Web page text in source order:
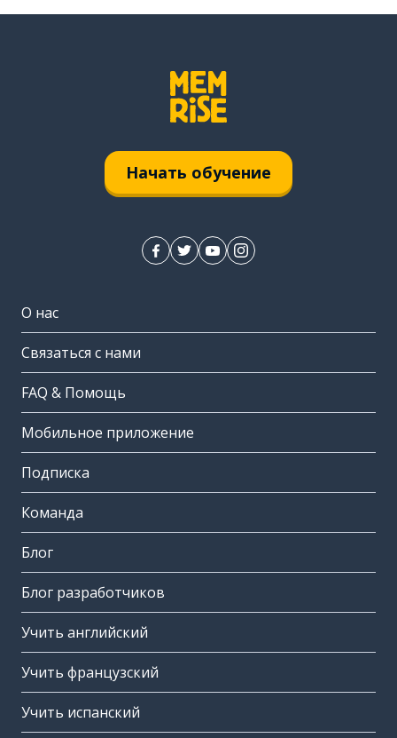
Начать обучение
О нас
Связаться с нами
FAQ & Помощь
Мобильное приложение
Подписка
Команда
Блог
Блог разработчиков
Учить английский
Учить французский
Учить испанский